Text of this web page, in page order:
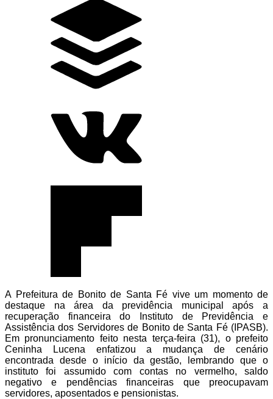
A Prefeitura de Bonito de Santa Fé vive um momento de
destaque na área da previdência municipal após a
recuperação financeira do Instituto de Previdência e
Assistência dos Servidores de Bonito de Santa Fé (IPASB).
Em pronunciamento feito nesta terça-feira (31), o prefeito
Ceninha Lucena enfatizou a mudança de cenário
encontrada desde o início da gestão, lembrando que o
instituto foi assumido com contas no vermelho, saldo
negativo e pendências financeiras que preocupavam
servidores, aposentados e pensionistas.